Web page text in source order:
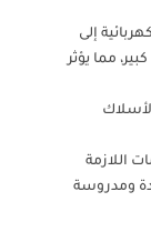
إلى
مما يؤثر
اللازمة
ومدروسة